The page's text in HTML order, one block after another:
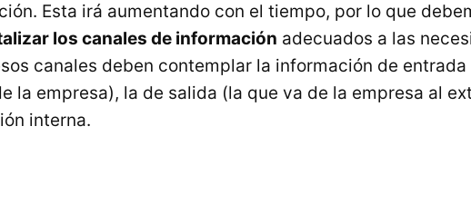
Esta irá aumentando con el tiempo, por lo que
los canales de información adecuados a las
canales deben contemplar la información de
la empresa), la de salida (la que va de la empresa al
interna.